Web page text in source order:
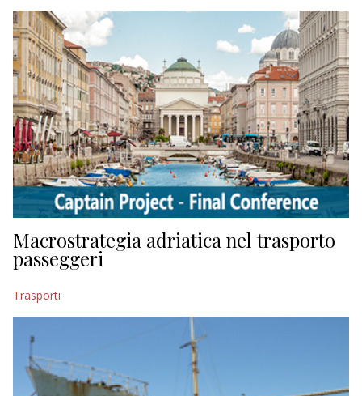
EDITORIALI
Macrostrategia adriatica nel trasporto
passeggeri
Trasporti